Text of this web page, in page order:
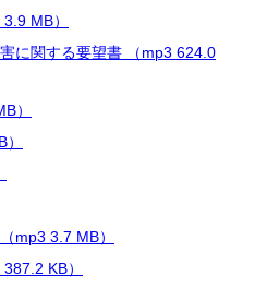
MB）
に関する要望書 （mp3 624.0
）
mp3 3.7 MB）
KB）